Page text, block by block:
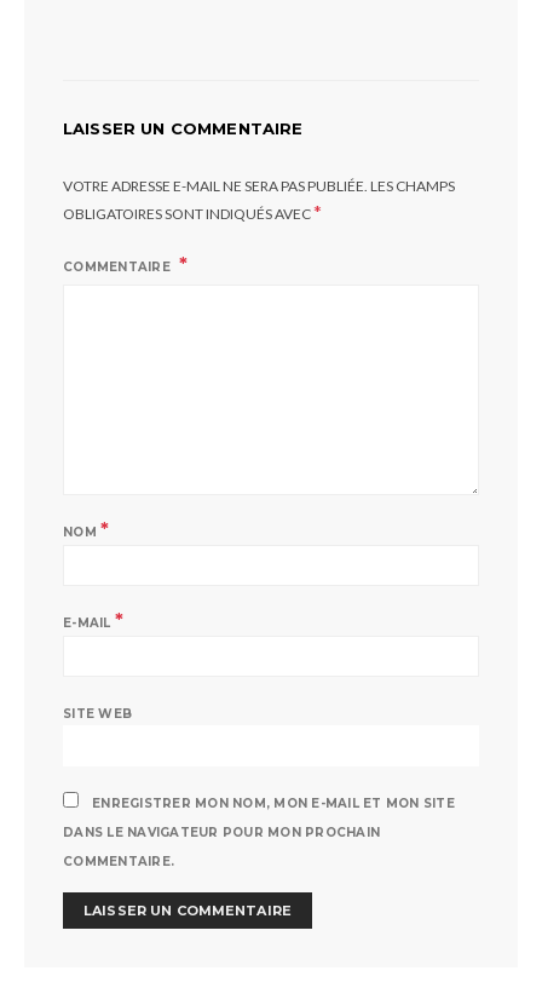
LAISSER UN COMMENTAIRE
VOTRE ADRESSE E-MAIL NE SERA PAS PUBLIÉE. LES CHAMPS
OBLIGATOIRES SONT INDIQUÉS AVEC*
COMMENTAIRE
NOM *
E-MAIL *
SITE WEB
ENREGISTRER MON NOM, MON E-MAIL ET MON SITE
DANS LE NAVIGATEUR POUR MON PROCHAIN
COMMENTAIRE.